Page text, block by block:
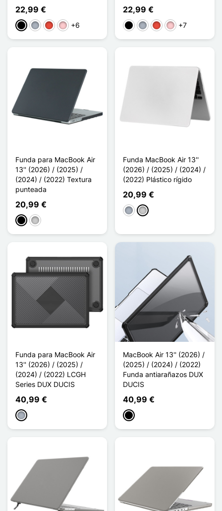
22,99 €
NegroGris RojoRosa+6
22,99 €
NegroGris RojoRosa+7
Funda para MacBook Air
13'' (2026) / (2025) /
(2024) / (2022) Textura
punteada
20,99 €
NegroTransparente
Funda MacBook Air 13''
(2026) / (2025) / (2024) /
(2022) Plástico rígido
20,99 €
Gris Transparente
Funda para MacBook Air
13'' (2026) / (2025) /
(2024) / (2022) LCGH
Series DUX DUCIS
40,99 €
Gris
MacBook Air 13'' (2026) /
(2025) / (2024) / (2022)
Funda antiarañazos DUX
DUCIS
40,99 €
Negro